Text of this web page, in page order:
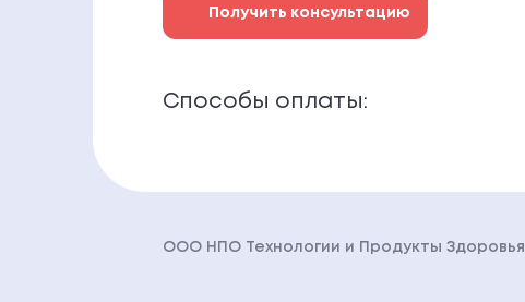
Получить консультацию
Способы оплаты:
ООО НПО Технологии и Продукты Здоровья